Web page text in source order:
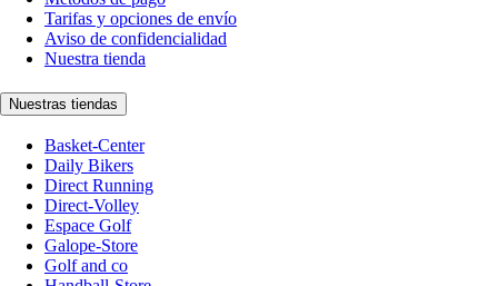
Tarifas y opciones de envío
Aviso de confidencialidad
Nuestra tienda
Nuestras tiendas
Basket-Center
Daily Bikers
Direct Running
Direct-Volley
Espace Golf
Galope-Store
Golf and co